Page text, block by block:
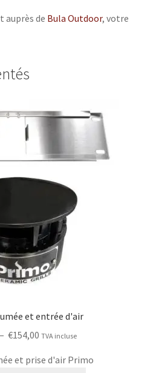
auprès de Bula Outdoor, votre
et entrée d'air
– €154,00 Plage
prix :
TVA incluse
et prise d'air Primo